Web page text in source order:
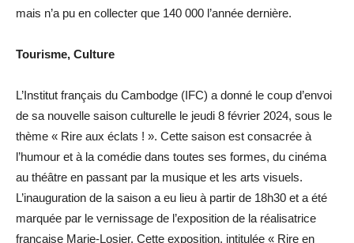
mais n’a pu en collecter que 140 000 l’année dernière.
Tourisme, Culture
L’Institut français du Cambodge (IFC) a donné le coup d’envoi
de sa nouvelle saison culturelle le jeudi 8 février 2024, sous le
thème « Rire aux éclats ! ». Cette saison est consacrée à
l’humour et à la comédie dans toutes ses formes, du cinéma
au théâtre en passant par la musique et les arts visuels.
L’inauguration de la saison a eu lieu à partir de 18h30 et a été
marquée par le vernissage de l’exposition de la réalisatrice
française Marie-Losier. Cette exposition, intitulée « Rire en